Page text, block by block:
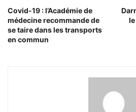
Covid-19 : l’Académie de
médecine recommande de
se taire dans les transports
en commun